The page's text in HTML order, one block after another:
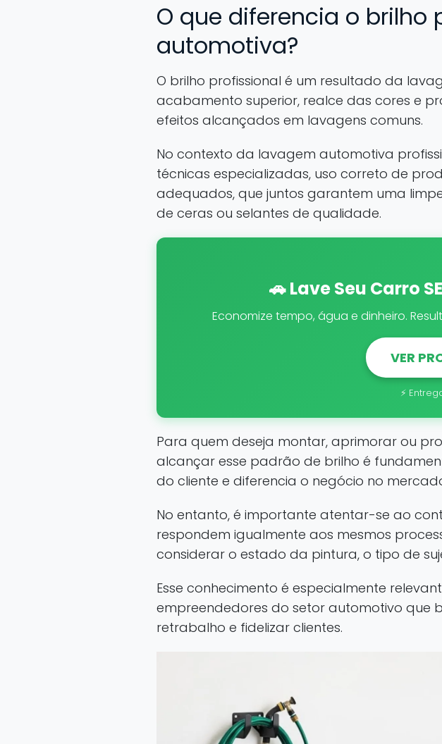
O que diferencia o
automotiva?
O brilho profissional é um resultado da
acabamento superior, realce das cores e
efeitos alcançados em lavagens comuns.
No contexto da lavagem automotiva
técnicas especializadas, uso correto de
adequados, que juntos garantem uma
de ceras ou selantes de qualidade.
🚗 Lave Seu Carro
Economize tempo, água e dinheiro.
VER
⚡
Para quem deseja montar, aprimorar ou
alcançar esse padrão de brilho é
do cliente e diferencia o negócio no
No entanto, é importante atentar-se ao
respondem igualmente aos mesmos
considerar o estado da pintura, o tipo de
Esse conhecimento é especialmente
empreendedores do setor automotivo que
retrabalho e fidelizar clientes.